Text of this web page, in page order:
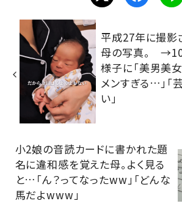
平成27年に撮影
母の写真。
様子に「美男美女
メンすぎる…」「
い」
小2娘の音読カードに書かれた題
名に違和感を覚えた母。よく見る
と…「ん？ってなったww」「どんな
馬だよwww」